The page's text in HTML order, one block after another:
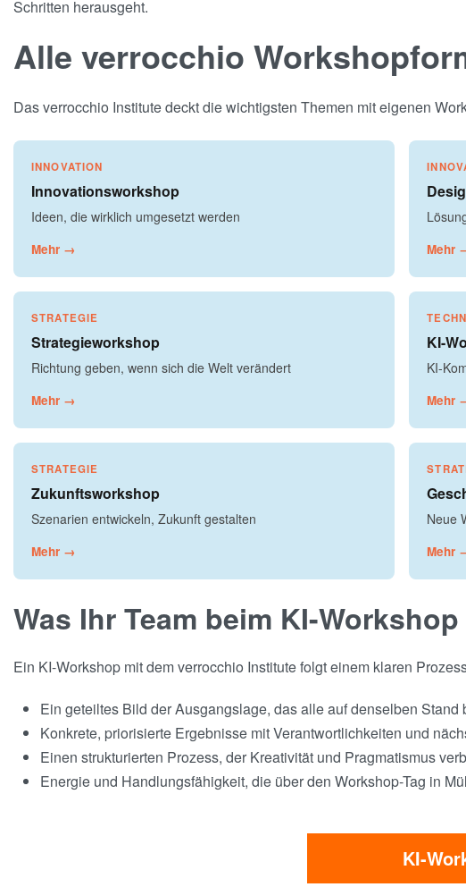
Schritten herausgeht.
Alle verrocchio
Das verrocchio Institute deckt die wichtigsten Themen mit eigenen
INNOVATION
Innovationsworkshop
Ideen, die wirklich umgesetzt werden
Mehr → Mehr
STRATEGIE
Strategieworkshop
Richtung geben, wenn sich die Welt verändert
Mehr →
KI-
KI-
Mehr
STRATEGIE
Zukunftsworkshop
Szenarien entwickeln, Zukunft gestalten
Mehr →
Neue
Mehr
Was Ihr Team beim KI-
Ein KI-Workshop mit dem verrocchio Institute folgt einem klaren
Ein geteiltes Bild der Ausgangslage, das alle auf denselben Stand
Konkrete, priorisierte Ergebnisse mit Verantwortlichkeiten und
Einen strukturierten Prozess, der Kreativität und Pragmatismus
Energie und Handlungsfähigkeit, die über den Workshop-Tag in
KI-